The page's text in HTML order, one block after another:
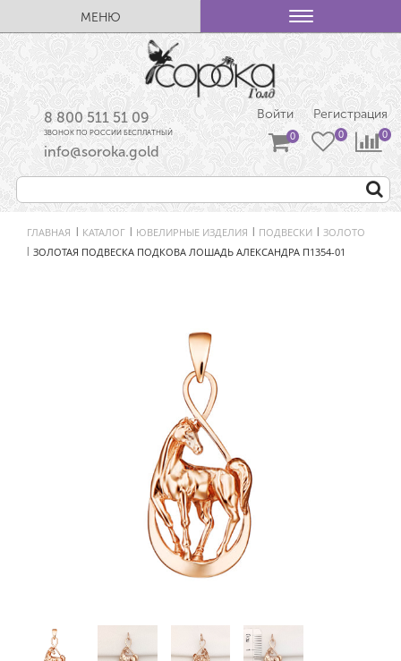
МЕНЮ
8 800 511 51 09
ЗВОНОК ПО РОССИИ БЕСПЛАТНЫЙ
info@soroka.gold
Войти Регистрация
ГЛАВНАЯ КАТАЛОГ ЮВЕЛИРНЫЕ ИЗДЕЛИЯ ПОДВЕСКИ ЗОЛОТО
ЗОЛОТАЯ ПОДВЕСКА ПОДКОВА ЛОШАДЬ АЛЕКСАНДРА П1354-01